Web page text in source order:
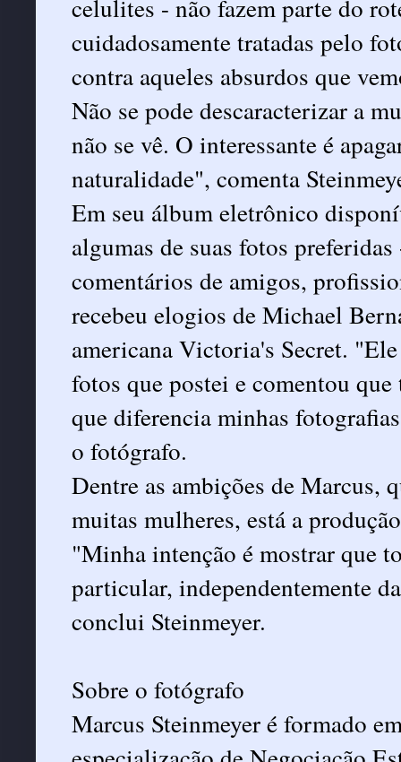
celulites - não fazem parte do
cuidadosamente tratadas pelo
contra aqueles absurdos que
Não se pode descaracterizar a
não se vê. O interessante é
naturalidade", comenta
Em seu álbum eletrônico
algumas de suas fotos
comentários de amigos,
recebeu elogios de Michael
americana Victoria's Secret.
fotos que postei e comentou
que diferencia minhas
o fotógrafo.
Dentre as ambições de Marcus,
muitas mulheres, está a
"Minha intenção é mostrar que
particular, independentemente
conclui Steinmeyer.
Sobre o fotógrafo
Marcus Steinmeyer é formado